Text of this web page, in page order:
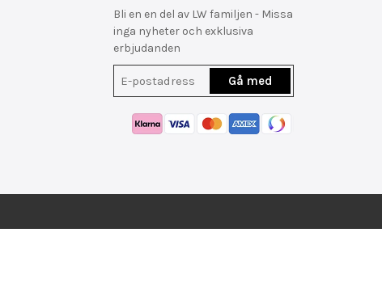
Bli en en del av LW familjen - Missa
inga nyheter och exklusiva
erbjudanden
Gå med